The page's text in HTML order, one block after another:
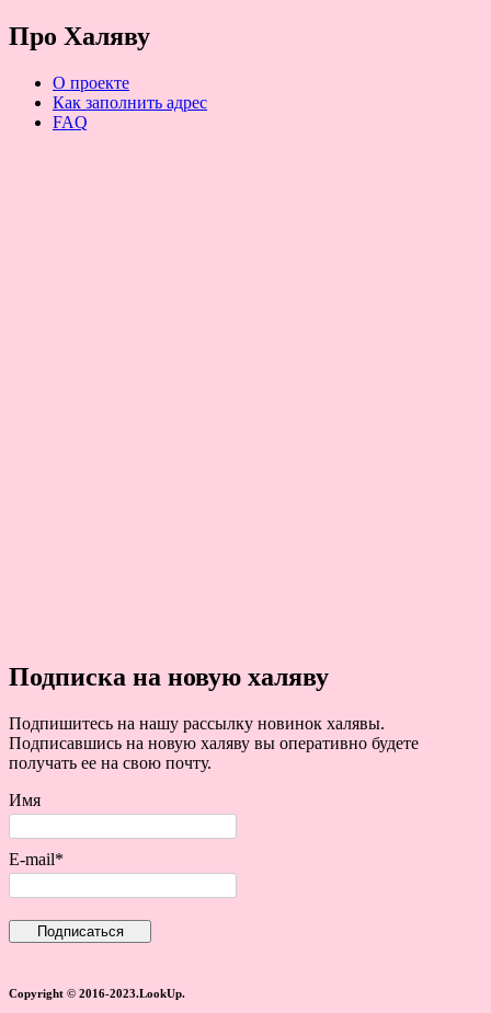
Про Халяву
О проекте
Как заполнить адрес
FAQ
Подписка на новую халяву
Подпишитесь на нашу рассылку новинок халявы.
Подписавшись на новую халяву вы оперативно будете
получать ее на свою почту.
Имя
E-mail*
Copyright © 2016-2023.LookUp.